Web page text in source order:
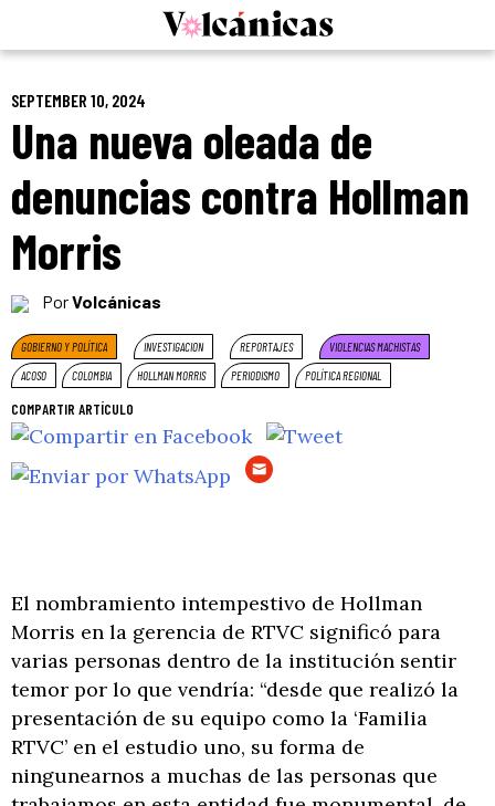
SEPTEMBER 10, 2024
Una nueva oleada de
denuncias contra Hollman
Morris
PorVolcánicas
GOBIERNO Y POLÍTICA INVESTIGACION REPORTAJES
VIOLENCIAS MACHISTAS
ACOSO
COLOMBIA HOLLMAN MORRIS PERIODISMO POLÍTICA REGIONAL
COMPARTIR ARTÍCULO
El nombramiento intempestivo de Hollman
Morris en la gerencia de RTVC significó para
varias personas dentro de la institución sentir
temor por lo que vendría: “desde que realizó la
presentación de su equipo como la ‘Familia
RTVC’ en el estudio uno, su forma de
ningunearnos a muchas de las personas que